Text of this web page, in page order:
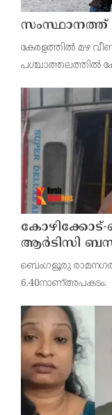
സംസ്ഥാനത്ത്
കേരളത്തിൽ മഴ
പശ്ചാത്തലത്തിൽ
അലർട്ട് പ്രഖ്യാപിച്ച
ആര്‍ടിസി ബസ്
തലകീഴായി
കണ്ടക്ടര്‍ക്കും
ബെംഗളൂരു
6.40നാണ്അപകടം.